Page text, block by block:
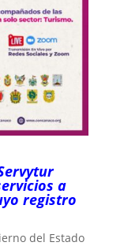
a
registro
del Estado